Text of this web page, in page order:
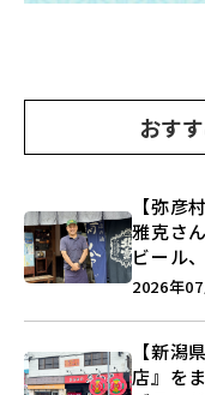
おす
【弥彦
雅克さ
ビール
史”に
2026年
【新潟
店』を